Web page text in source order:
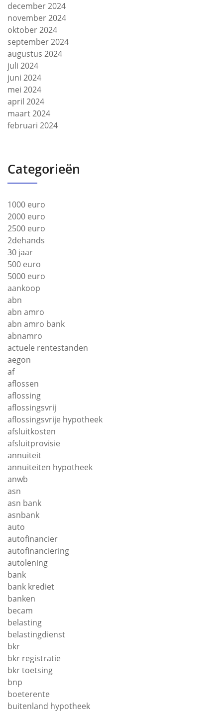
december 2024
november 2024
oktober 2024
september 2024
augustus 2024
juli 2024
juni 2024
mei 2024
april 2024
maart 2024
februari 2024
Categorieën
1000 euro
2000 euro
2500 euro
2dehands
30 jaar
500 euro
5000 euro
aankoop
abn
abn amro
abn amro bank
abnamro
actuele rentestanden
aegon
af
aflossen
aflossing
aflossingsvrij
aflossingsvrije hypotheek
afsluitkosten
afsluitprovisie
annuiteit
annuiteiten hypotheek
anwb
asn
asn bank
asnbank
auto
autofinancier
autofinanciering
autolening
bank
bank krediet
banken
becam
belasting
belastingdienst
bkr
bkr registratie
bkr toetsing
bnp
boeterente
buitenland hypotheek